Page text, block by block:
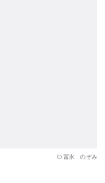
冨永 のぞみ